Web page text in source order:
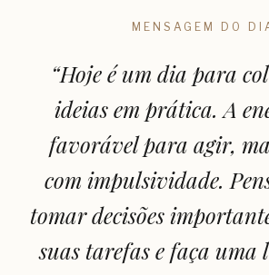
MENSAGEM DO
“Hoje é um dia para
ideias em prática. A
favorável para agir,
com impulsividade.
tomar decisões
suas tarefas e faça uma